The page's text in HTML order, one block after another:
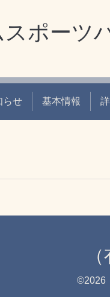
スポーツ
らせ 基本情報
©2026